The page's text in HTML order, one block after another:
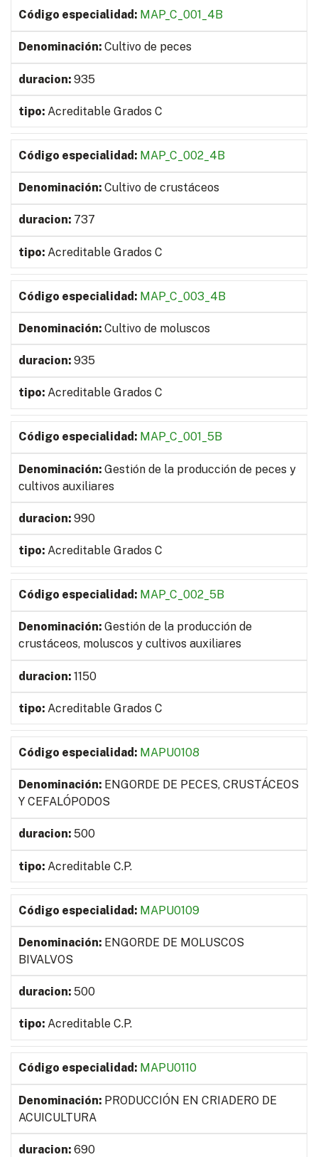
MAP_C_001_4B
Cultivo de peces
935
Acreditable Grados C
MAP_C_002_4B
Cultivo de crustáceos
737
Acreditable Grados C
MAP_C_003_4B
Cultivo de moluscos
935
Acreditable Grados C
MAP_C_001_5B
Gestión de la producción de peces y
cultivos auxiliares
990
Acreditable Grados C
MAP_C_002_5B
Gestión de la producción de
crustáceos, moluscos y cultivos auxiliares
1150
Acreditable Grados C
MAPU0108
ENGORDE DE PECES, CRUSTÁCEOS
Y CEFALÓPODOS
500
Acreditable C.P.
MAPU0109
ENGORDE DE MOLUSCOS
BIVALVOS
500
Acreditable C.P.
MAPU0110
PRODUCCIÓN EN CRIADERO DE
ACUICULTURA
690